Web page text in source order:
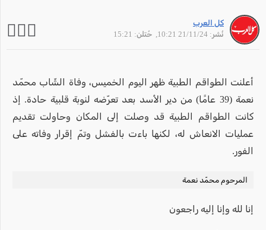
كل العرب
نُشر: 21/11/24 10:21
, حُتلن: 15:21
أعلنت الطواقم الطبية ظهر اليوم الخميس، وفاة الشّاب محمّد
نعمة (39 عامًا) من دير الأسد بعد تعرّضه لنوبة قلبية حادة. إذ
كانت الطواقم الطبية قد وصلت إلى المكان وحاولت تقديم
عمليات الانعاش له، لكنها باءت بالفشل وتمّ إقرار وفاته على
الفور.
المرحوم محمّد نعمة
إنا لله وإنا إليه راجعون